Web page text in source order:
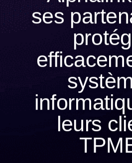
ses
leurs